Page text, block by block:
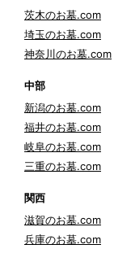
茨木のお墓.com
埼玉のお墓.com
神奈川のお墓.com
中部
新潟のお墓.com
福井のお墓.com
岐阜のお墓.com
三重のお墓.com
関西
滋賀のお墓.com
兵庫のお墓.com